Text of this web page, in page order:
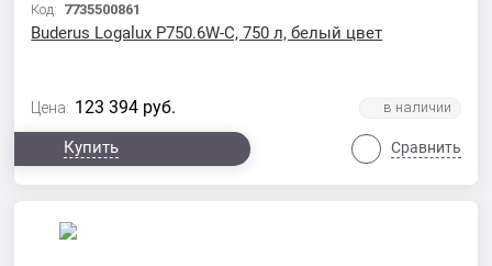
Код: 7735500861
Buderus Logalux P750.6W-C, 750 л, белый цвет
Цена: 123 394 руб.
Купить Сравнить